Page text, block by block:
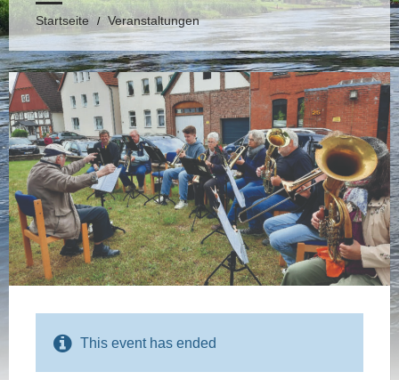
Startseite / Veranstaltungen
This event has ended